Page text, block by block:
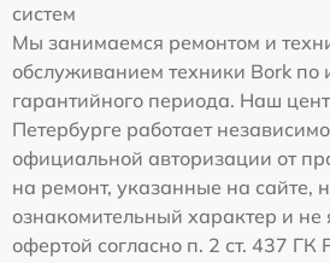
систем
Мы занимаемся ремонтом и
обслуживанием техники Bork по
гарантийного периода. Наш
Петербурге работает
официальной авторизации от
на ремонт, указанные на сайте,
ознакомительный характер и не
офертой согласно п. 2 ст. 437